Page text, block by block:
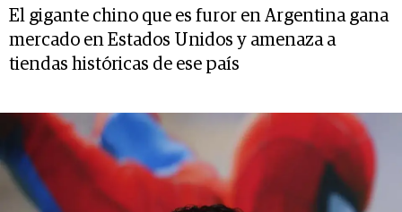
El gigante chino que es furor en Argentina gana
mercado en Estados Unidos y amenaza a
tiendas históricas de ese país